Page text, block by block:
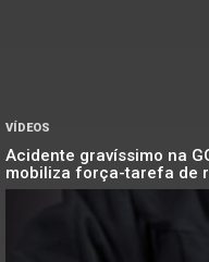
VÍDEOS
Acidente gravíssimo na
mobiliza força-tarefa de